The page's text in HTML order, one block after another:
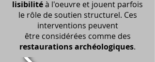
lisibilitéà l'oeuvre et jouent parfois
le rôle de soutien structurel. Ces
interventions peuvent
être considérées comme des
restaurations archéologiques.